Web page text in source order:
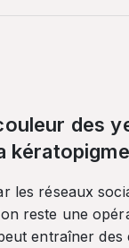
des
les réseaux
reste une
entraîner des